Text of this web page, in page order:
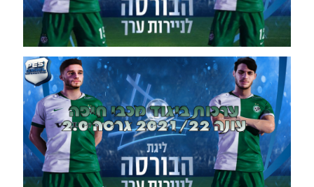
PES21 PC
/ מוד
תפריט
גרפי עבור
ליגת
Winner
עונה 2026
– Graphic
Menu
Mod For
Winner
League
Season
2026